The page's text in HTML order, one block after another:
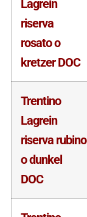
Lagrein
riserva
rosato o
kretzer DOC
Trentino
Lagrein
riserva rubino
o dunkel
DOC